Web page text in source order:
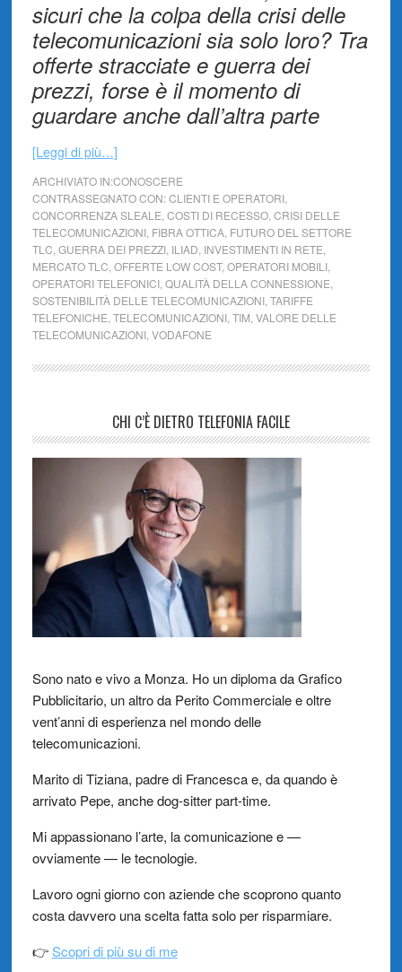
sicuri che la colpa della crisi delle
telecomunicazioni sia solo loro? Tra
offerte stracciate e guerra dei
prezzi, forse è il momento di
guardare anche dall’altra parte
[Leggi di più…]
ARCHIVIATO IN:CONOSCERE
CONTRASSEGNATO CON:CLIENTI E OPERATORI,
CONCORRENZA SLEALE COSTI DI RECESSO, CRISI DELLE
TELECOMUNICAZIONI, FIBRA OTTICA, FUTURO DEL SETTORE
TLC GUERRA DEI PREZZI, ILIAD INVESTIMENTI IN RETE
MERCATO TLC OFFERTE LOW COST, OPERATORI MOBILI,
OPERATORI TELEFONICI, QUALITÀ DELLA CONNESSIONE
SOSTENIBILITÀ DELLE TELECOMUNICAZIONI, TARIFFE
TELEFONICHE TELECOMUNICAZIONI, TIM VALORE DELLE
TELECOMUNICAZIONI, VODAFONE
CHI C’È DIETRO TELEFONIA FACILE
Sono nato e vivo a Monza. Ho un diploma da Grafico
Pubblicitario, un altro da Perito Commerciale e oltre
vent’anni di esperienza nel mondo delle
telecomunicazioni.
Marito di Tiziana, padre di Francesca e, da quando è
arrivato Pepe, anche dog-sitter part-time.
Mi appassionano l’arte, la comunicazione e —
ovviamente — le tecnologie.
Lavoro ogni giorno con aziende che scoprono quanto
costa davvero una scelta fatta solo per risparmiare.
👉Scopri di più su di me